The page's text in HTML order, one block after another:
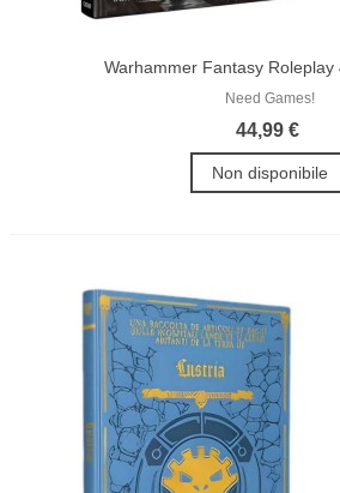
Warhammer Fantasy Roleplay
Need Games!
44,99 €
Non disponibile